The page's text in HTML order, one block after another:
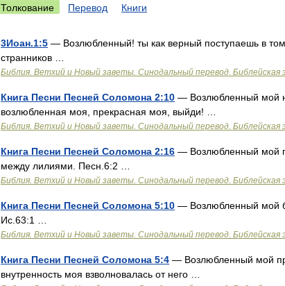
Толкование Перевод Книги
3Иоан.1:5 — Возлюбленный! ты как верный поступаешь в
странников …
Библия. Ветхий и Новый заветы. Синодальный перевод. Библейская
Книга Песни Песней Соломона 2:10 — Возлюбленный мой
возлюбленная моя, прекрасная моя, выйди! …
Библия. Ветхий и Новый заветы. Синодальный перевод. Библейская
Книга Песни Песней Соломона 2:16 — Возлюбленный мой
между лилиями. Песн.6:2 …
Библия. Ветхий и Новый заветы. Синодальный перевод. Библейская
Книга Песни Песней Соломона 5:10 — Возлюбленный мой
Ис.63:1 …
Библия. Ветхий и Новый заветы. Синодальный перевод. Библейская
Книга Песни Песней Соломона 5:4 — Возлюбленный мой
внутренность моя взволновалась от него …